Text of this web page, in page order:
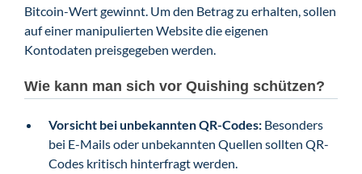
Bitcoin-Wert gewinnt. Um den Betrag zu erhalten, sollen
auf einer manipulierten Website die eigenen
Kontodaten preisgegeben werden.
Wie kann man sich vor Quishing schützen?
Vorsicht bei unbekannten QR-Codes: Besonders
bei E-Mails oder unbekannten Quellen sollten QR-
Codes kritisch hinterfragt werden.